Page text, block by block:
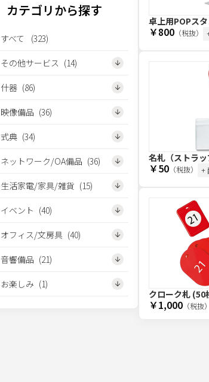
カテゴリから探す
すべて (323)
その他サービス (14)
什器 (86)
映像備品 (36)
式典 (34)
ネットワーク/OA備品 (36)
生活家電/家具/雑貨 (15)
イベント (40)
オフィス/文房具 (40)
音響備品 (21)
お楽しみ (1)
卓上用POPス
￥800 （税抜）
名札（ストラッ
￥50 （税抜） +
クローク札 (50
￥1,000 （税抜）